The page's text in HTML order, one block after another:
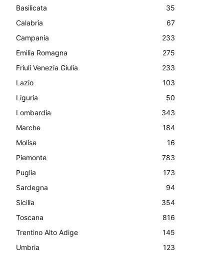
Basilicata
35
Calabria
67
Campania
233
Emilia Romagna
275
Friuli Venezia Giulia
233
Lazio
103
Liguria
50
Lombardia
343
Marche
184
Molise
16
Piemonte
783
Puglia
173
Sardegna
94
Sicilia
354
Toscana
816
Trentino Alto Adige
145
Umbria
123